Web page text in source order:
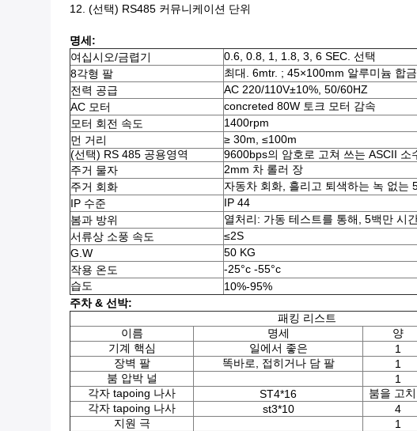
12. (선택) RS485 커뮤니케이션 단위
명세:
여십시오/금렵기
0.6, 0.8, 1, 1.8, 3, 6 SEC. 선택
8각형 팔
최대. 6mtr. ; 45×100mm 알루미늄 합금
전력 공급
AC 220/110V±10%, 50/60HZ
AC 모터
concreted 80W 토크 모터 감속
모터 회전 속도
1400rpm
먼 거리
≥ 30m, ≤100m
(선택) RS 485 공용영역
9600bps의 암호로 고쳐 쓰는 ASCII 소
주거 물자
2mm 차 롤러 장
주거 회화
자동차 회화, 흘리고 퇴색하는 녹 없는
IP 수준
IP 44
봄과 방위
열처리: 가동 테스트를 통해, 5백만 시
서류상 소풍 속도
≤2S
G.W
50 KG
작용 온도
-25°c -55°c
습도
10%-95%
주차 & 선박:
패킹 리스트
이름
명세 양
기계 핵심
일에서 좋은 1
장벽 팔
똑바로, 접히거나 담 팔 1
붐 압박 널
1
각자 tapoing 나사
ST4*16
붐을 고
각자 tapoing 나사
st3*10 4
지원 극
1